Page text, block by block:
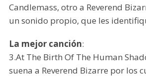
Candlemass, otro a Reverend
un sonido propio, que les
La mejor canción:
3.At The Birth Of The Human
suena a Reverend Bizarre por los